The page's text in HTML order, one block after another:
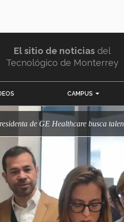
El sitio de noticias del
Tecnológico de Monterrey
CAMPUS
de GE Healthcare busca